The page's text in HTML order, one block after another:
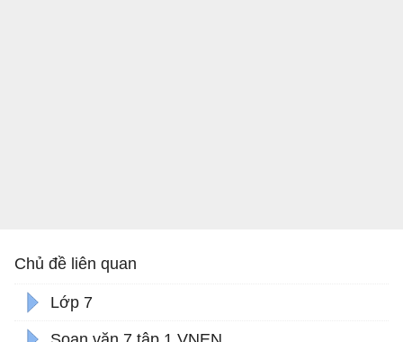
Chủ đề liên quan
Lớp 7